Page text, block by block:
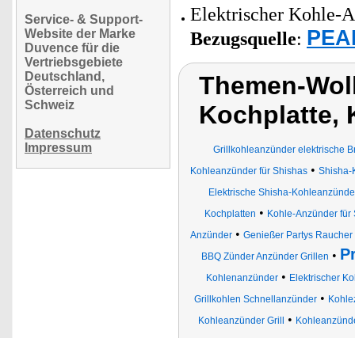
Service- & Support-
Website der Marke
Duvence für die
Vertriebsgebiete
Deutschland,
Österreich und
Schweiz
Datenschutz
Impressum
Elektrischer Kohle-
Bezugsquelle:
Themen-
Kochplatte,
Grillkohleanzünder elektrische
Kohleanzünder für Shishas • Shisha-
Elektrische Shisha-
Kochplatten • Kohle-Anzünder für
Anzünder • Genießer Partys
BBQ Zünder Anzünder Grillen •
Kohlenanzünder • Elektrischer
Grillkohlen Schnellanzünder•
Kohleanzünder Grill
•